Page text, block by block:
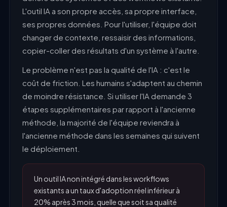
L'outil IA a son propre accès, sa propre interface,
ses propres données. Pour l'utiliser, l'équipe doit
changer de contexte, ressaisir des informations,
copier-coller des résultats d'un système à l'autre.
Le problème n'est pas la qualité de l'IA : c'est le
coût de friction. Les humains s'adaptent au chemin
de moindre résistance. Si utiliser l'IA demande 3
étapes supplémentaires par rapport à l'ancienne
méthode, la majorité de l'équipe reviendra à
l'ancienne méthode dans les semaines qui suivent
le déploiement.
Un outil IA non intégré dans les workflows
existants a un taux d'adoption réel inférieur à
20% après 3 mois, quelle que soit sa qualité